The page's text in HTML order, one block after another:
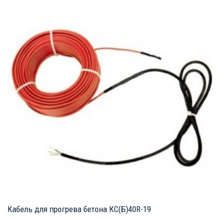
Кабель для прогрева бетона КС(Б)40R-19